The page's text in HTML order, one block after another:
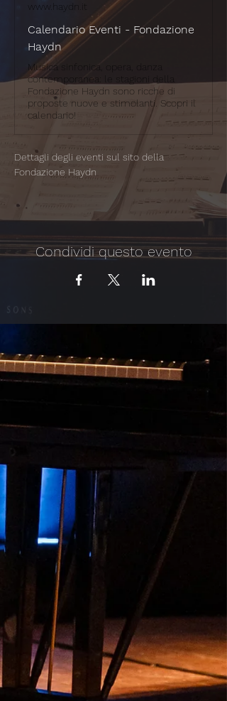
www.haydn.it
Calendario Eventi - Fondazione
Haydn
Musica sinfonica, opera, danza
contemporanea: le stagioni della
Fondazione Haydn sono ricche di
proposte nuove e stimolanti. Scopri il
calendario!
Dettagli degli eventi sul sito della
Fondazione Haydn
Condividi questo evento